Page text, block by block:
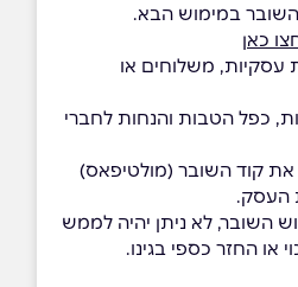
במימוש הבא.
כאן
עסקיות, משלוחים או
כפל הטבות והנחות לחברי
את קוד השובר (מולטיפאס)
העסק.
השובר, לא ניתן יהיה לממש
או החזר כספי בגינו.